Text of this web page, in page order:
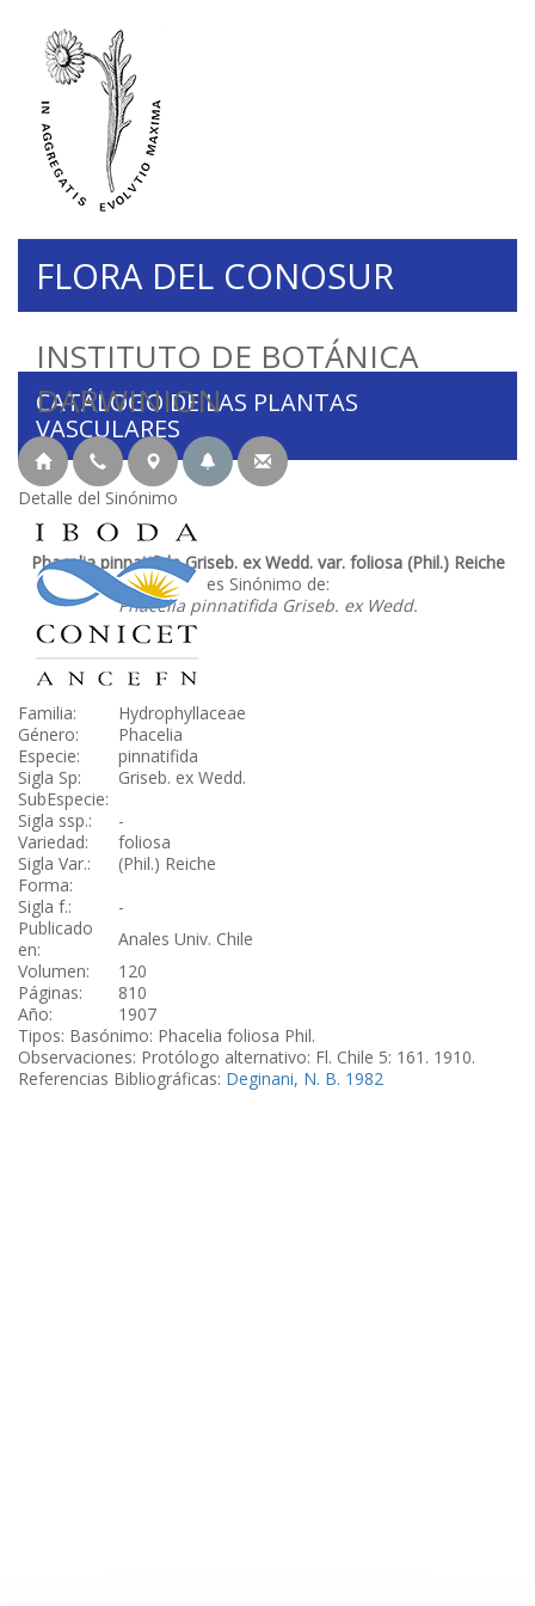
INSTITUTO DE BOTÁNICA
DARWINION
FLORA DEL CONOSUR
CATÁLOGO DE LAS PLANTAS
VASCULARES
Detalle del Sinónimo
Phacelia pinnatifida Griseb. ex Wedd. var. foliosa (Phil.) Reiche
es Sinónimo de:
Phacelia pinnatifida Griseb. ex Wedd.
Familia:
Hydrophyllaceae
Género:
Phacelia
Especie:
pinnatifida
Sigla Sp:
Griseb. ex Wedd.
SubEspecie:
Sigla ssp.:
-
Variedad:
foliosa
Sigla Var.:
(Phil.) Reiche
Forma:
Sigla f.:
-
Publicado
en:
Anales Univ. Chile
Volumen:
120
Páginas:
810
Año:
1907
Tipos: Basónimo: Phacelia foliosa Phil.
Observaciones: Protólogo alternativo: Fl. Chile 5: 161. 1910.
Referencias Bibliográficas: Deginani, N. B. 1982